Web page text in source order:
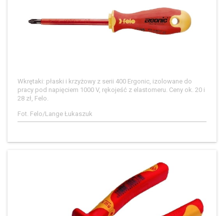
Wkrętaki: płaski i krzyżowy z serii 400 Ergonic, izolowane do
pracy pod napięciem 1000 V, rękojeść z elastomeru. Ceny ok. 20 i
28 zł, Felo.
Fot. Felo/Lange Łukaszuk